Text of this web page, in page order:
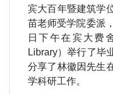
宾大百年暨建筑学
苗老师受学院委派
日下午在宾大费
Library）举行了毕
分享了林徽因先生
学科研工作。